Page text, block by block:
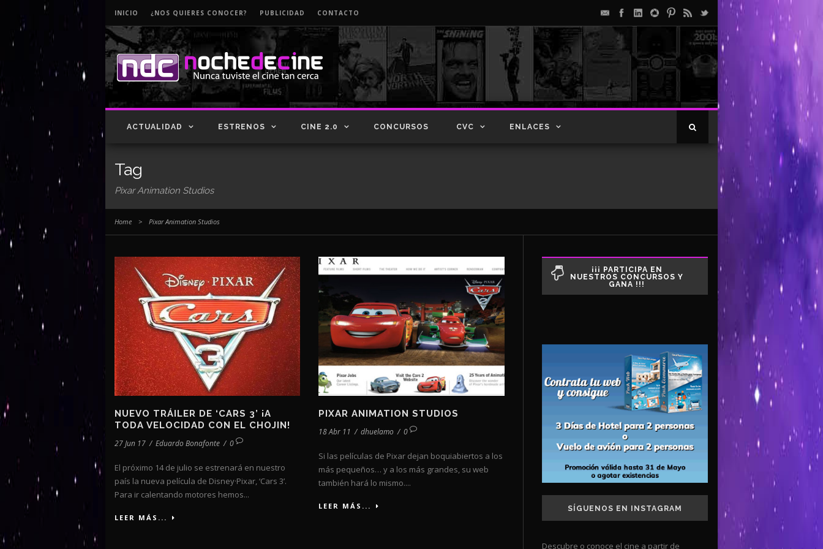
INICIO ¿NOS QUIERES CONOCER? PUBLICIDAD CONTACTO
ACTUALIDAD ESTRENOS CINE 2.0 CONCURSOS CVC ENLACES
Tag
Pixar Animation Studios
Home > Pixar Animation Studios
NUEVO TRÁILER DE ‘CARS 3’ ¡A
TODA VELOCIDAD CON EL CHOJIN!
27 Jun 17 / Eduardo Bonafonte / 0
El próximo 14 de julio se estrenará en nuestro
país la nueva película de Disney·Pixar, ‘Cars 3’.
Para ir calentando motores hemos...
LEER MÁS...
PIXAR ANIMATION STUDIOS
18 Abr 11 / dhuelamo / 0
Si las películas de Pixar dejan boquiabiertos a los
más pequeños… y a los más grandes, su web
también hará lo mismo....
LEER MÁS...
¡¡¡ PARTICIPA EN
NUESTROS CONCURSOS Y
GANA !!!
SÍGUENOS EN INSTAGRAM
Descubre o conoce el cine a partir de